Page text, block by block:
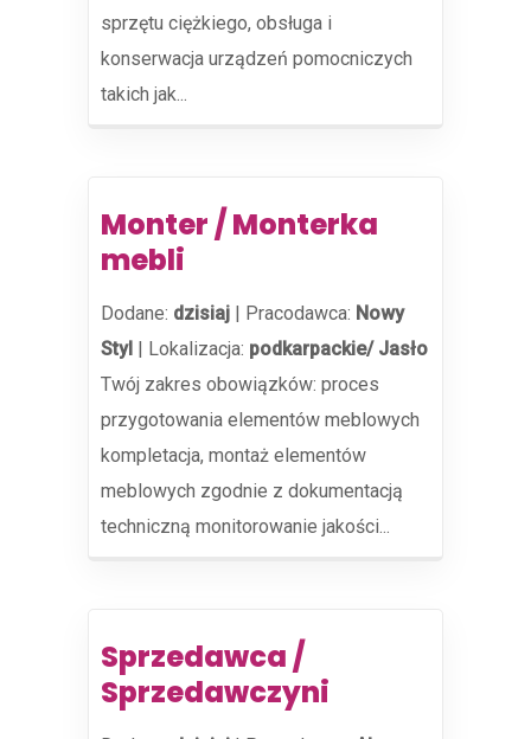
sprzętu ciężkiego, obsługa i
konserwacja urządzeń pomocniczych
takich jak...
Monter / Monterka
mebli
Dodane: dzisiaj | Pracodawca: Nowy
Styl | Lokalizacja: podkarpackie/ Jasło
Twój zakres obowiązków: proces
przygotowania elementów meblowych
kompletacja, montaż elementów
meblowych zgodnie z dokumentacją
techniczną monitorowanie jakości...
Sprzedawca /
Sprzedawczyni